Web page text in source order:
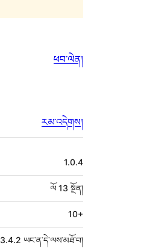
ཕབ་ལེན།
རམ་འདེགས།
1.0.4
ལོ 13 སྔོན།
10+
3.4.2 ཡང་ན་དེ་ལས་མཐོ་བ།